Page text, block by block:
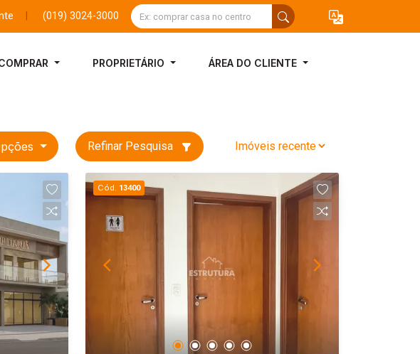
(019) 3024-3000
PROPRIETÁRIO ÁREA DO CLIENTE
Refinar Pesquisa
Cód. 13400